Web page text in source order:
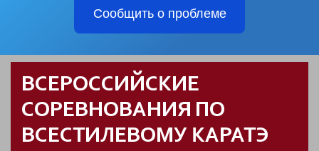
Сообщить о проблеме
ВСЕРОССИЙСКИЕ
СОРЕВНОВАНИЯ ПО
ВСЕСТИЛЕВОМУ КАРАТЭ